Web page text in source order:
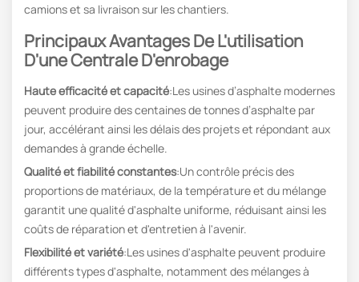
camions et sa livraison sur les chantiers.
Principaux Avantages De L'utilisation
D'une Centrale D'enrobage
Haute efficacité et capacité:Les usines d’asphalte modernes
peuvent produire des centaines de tonnes d’asphalte par
jour, accélérant ainsi les délais des projets et répondant aux
demandes à grande échelle.
Qualité et fiabilité constantes:Un contrôle précis des
proportions de matériaux, de la température et du mélange
garantit une qualité d'asphalte uniforme, réduisant ainsi les
coûts de réparation et d'entretien à l'avenir.
Flexibilité et variété:Les usines d'asphalte peuvent produire
différents types d'asphalte, notamment des mélanges à